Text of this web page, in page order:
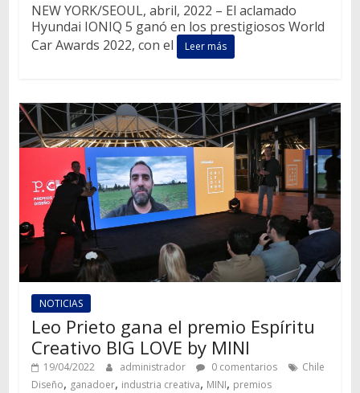
NEW YORK/SEOUL, abril, 2022 – El aclamado
Hyundai IONIQ 5 ganó en los prestigiosos World
Car Awards 2022, con el
Leer más
NOTICIAS
Leo Prieto gana el premio Espíritu
Creativo BIG LOVE by MINI
19/04/2022 administrador 0 comentarios
Chile
Diseño, ganadoer, industria creativa, MINI, premios